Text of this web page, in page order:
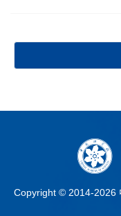
Copyright © 2014-2026